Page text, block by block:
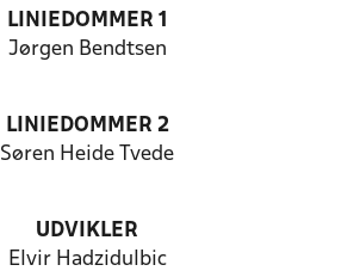
LINIEDOMMER 1
Jørgen Bendtsen
LINIEDOMMER 2
Søren Heide Tvede
UDVIKLER
Elvir Hadzidulbic